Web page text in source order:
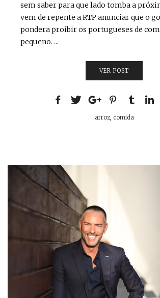
sem saber para que lado tomba a
vem de repente a RTP anunciar que o
pondera proibir os portugueses de
pequeno. ...
VER POST
arroz, comida